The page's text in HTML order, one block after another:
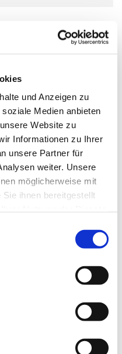
und Anzeigen zu
Medien anbieten
Website zu
Informationen zu Ihrer
unsere Partner für
weiter. Unsere
möglicherweise mit
ihnen bereitgestellt
auch